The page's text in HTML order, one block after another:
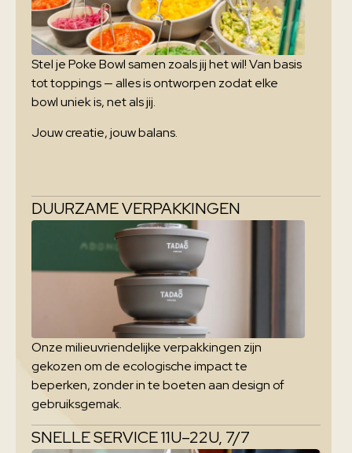
Stel je Poke Bowl samen zoals jij het wil! Van basis
tot toppings — alles is ontworpen zodat elke
bowl uniek is, net als jij.
Jouw creatie, jouw balans.
DUURZAME VERPAKKINGEN
Onze milieuvriendelijke verpakkingen zijn
gekozen om de ecologische impact te
beperken, zonder in te boeten aan design of
gebruiksgemak.
SNELLE SERVICE 11U–22U, 7/7